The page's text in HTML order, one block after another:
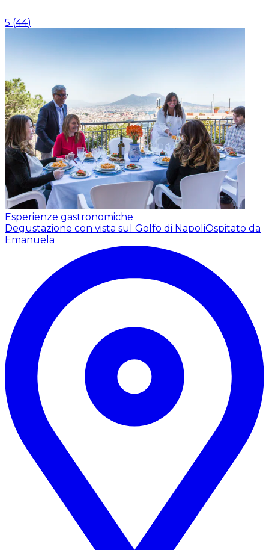
5 (44)
Esperienze gastronomiche
Degustazione con vista sul Golfo di NapoliOspitato da
Emanuela